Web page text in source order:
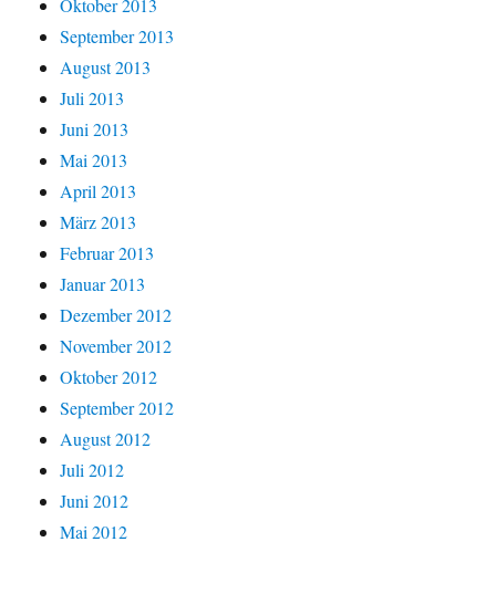
September 2013
August 2013
Juli 2013
Juni 2013
Mai 2013
April 2013
März 2013
Februar 2013
Januar 2013
Dezember 2012
November 2012
Oktober 2012
September 2012
August 2012
Juli 2012
Juni 2012
Mai 2012